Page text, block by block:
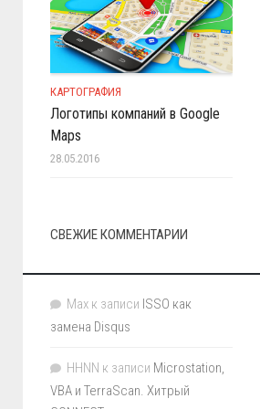
КАРТОГРАФИЯ
Логотипы компаний в Google
Maps
28.05.2016
СВЕЖИЕ КОММЕНТАРИИ
Max к записи ISSO как
замена Disqus
HHNN к записи Microstation,
VBA и TerraScan. Хитрый